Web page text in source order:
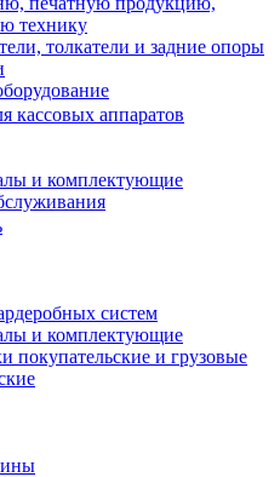
технику
толкатели и задние опоры
кассовых аппаратов
и комплектующие
систем
и комплектующие
покупательские и грузовые